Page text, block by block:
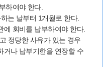
하여야 한다.
는 날부터 1개월로 한다.
회비를 납부하여야 한다.
정당한 사유가 있는 경우
거나 납부기한을 연장할 수